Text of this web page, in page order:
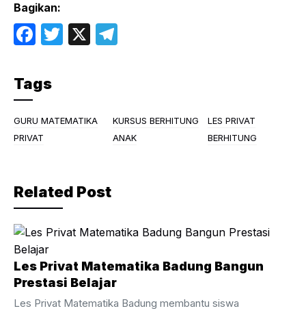
Bagikan:
F
c
e
b
o
k
T
X
a
m
Tags
GURU MATEMATIKA
PRIVAT
KURSUS BERHITUNG
ANAK
LES PRIVAT
BERHITUNG
Related Post
Les Privat Matematika Badung Bangun
Prestasi Belajar
Les Privat Matematika Badung membantu siswa